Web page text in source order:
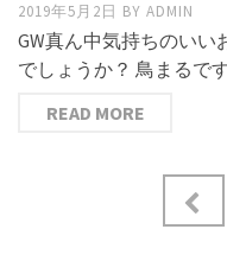
2019年5月2日 BY ADMIN
GW真ん中気持ちのいい
でしょうか？ 鳥まるで
READ MORE